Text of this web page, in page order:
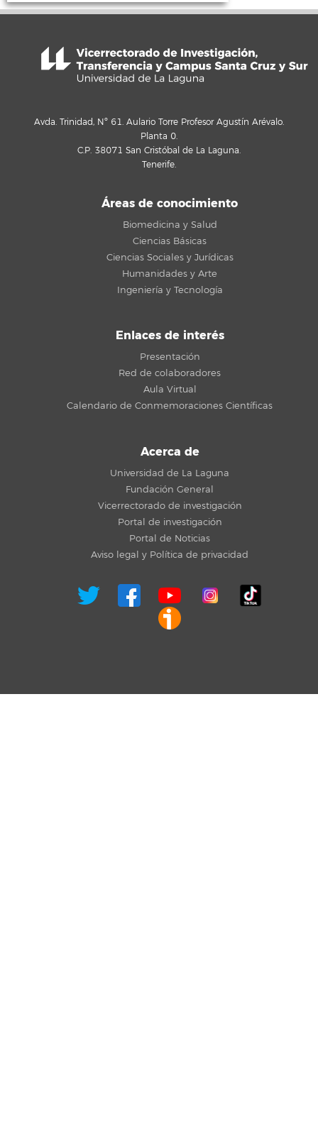
Avda. Trinidad, Nº 61. Aulario Torre Profesor Agustín Arévalo.
Planta 0.
C.P. 38071 San Cristóbal de La Laguna.
Tenerife.
Áreas de conocimiento
Biomedicina y Salud
Ciencias Básicas
Ciencias Sociales y Jurídicas
Humanidades y Arte
Ingeniería y Tecnología
Enlaces de interés
Presentación
Red de colaboradores
Aula Virtual
Calendario de Conmemoraciones Científicas
Acerca de
Universidad de La Laguna
Fundación General
Vicerrectorado de investigación
Portal de investigación
Portal de Noticias
Aviso legal y Política de privacidad